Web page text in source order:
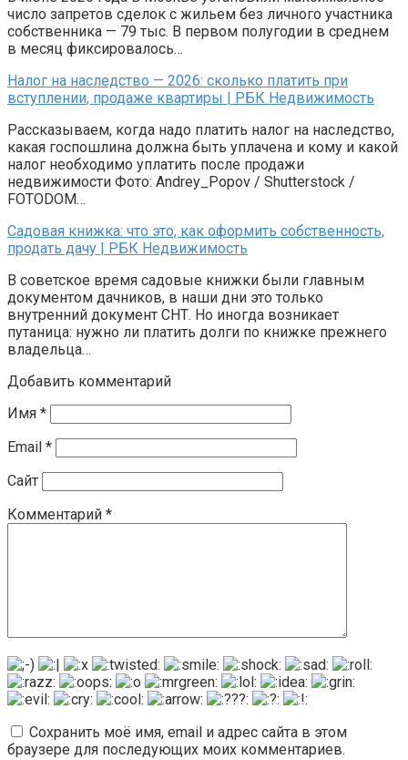
число запретов сделок с жильем без личного участника
собственника — 79 тыс. В первом полугодии в среднем
в месяц фиксировалось…
Налог на наследство — 2026: сколько платить при
вступлении, продаже квартиры | РБК Недвижимость
Рассказываем, когда надо платить налог на наследство,
какая госпошлина должна быть уплачена и кому и какой
налог необходимо уплатить после продажи
недвижимости Фото: Andrey_Popov / Shutterstock /
FOTODOM…
Садовая книжка: что это, как оформить собственность,
продать дачу | РБК Недвижимость
В советское время садовые книжки были главным
документом дачников, в наши дни это только
внутренний документ СНТ. Но иногда возникает
путаница: нужно ли платить долги по книжке прежнего
владельца…
Добавить комментарий
Имя *
Email *
Сайт
Комментарий *
Сохранить моё имя, email и адрес сайта в этом
браузере для последующих моих комментариев.